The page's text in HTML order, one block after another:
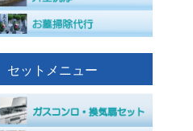
セットメニュー